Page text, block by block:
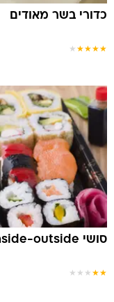
כדורי בשר מאודים
★
★
★
★
★
סושי Inside-outside
★
★
★
★
★